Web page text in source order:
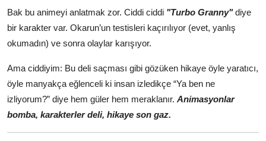
Bak bu animeyi anlatmak zor. Ciddi ciddi "Turbo Granny"diye
bir karakter var. Okarun’un testisleri kaçırılıyor (evet, yanlış
okumadın) ve sonra olaylar karışıyor.
Ama ciddiyim: Bu deli saçması gibi gözüken hikaye öyle yaratıcı,
öyle manyakça eğlenceli ki insan izledikçe “Ya ben ne
izliyorum?” diye hem güler hem meraklanır. Animasyonlar
bomba, karakterler deli, hikaye son gaz.